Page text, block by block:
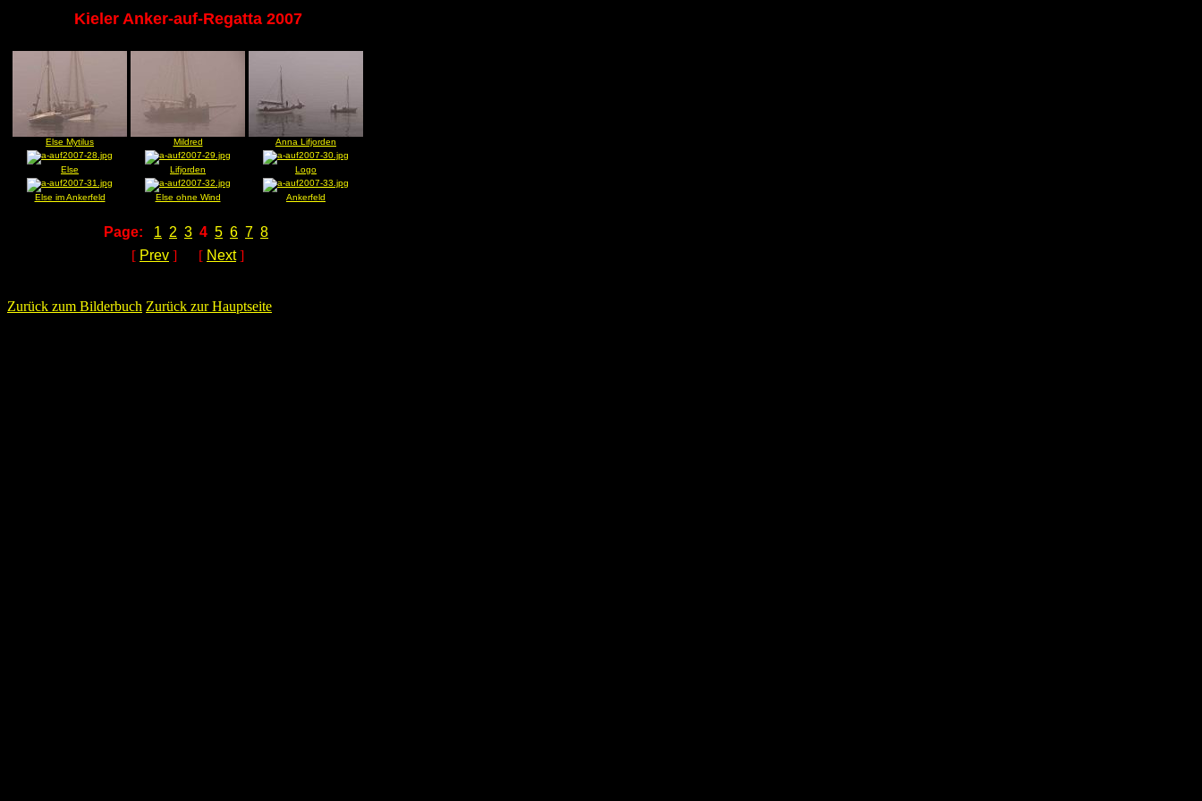
Kieler Anker-auf-Regatta 2007
Else Mytilus Mildred Anna Lifjorden
Else Lifjorden Logo
Else im Ankerfeld Else ohne Wind Ankerfeld
Page: 1 2 3 4 5 6 7 8
[ Prev ] [ Next]
Zurück zum Bilderbuch Zurück zur Hauptseite